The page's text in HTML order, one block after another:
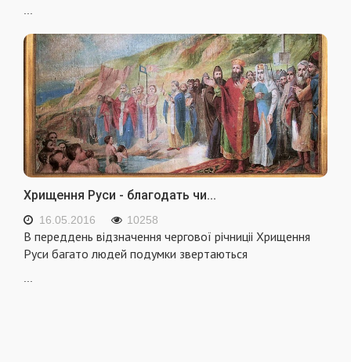
Хрищення Руси - благодать чи...
16.05.2016 10258
В переддень відзначення чергової річниціі Хрищення
Руси багато людей подумки зверта­ються